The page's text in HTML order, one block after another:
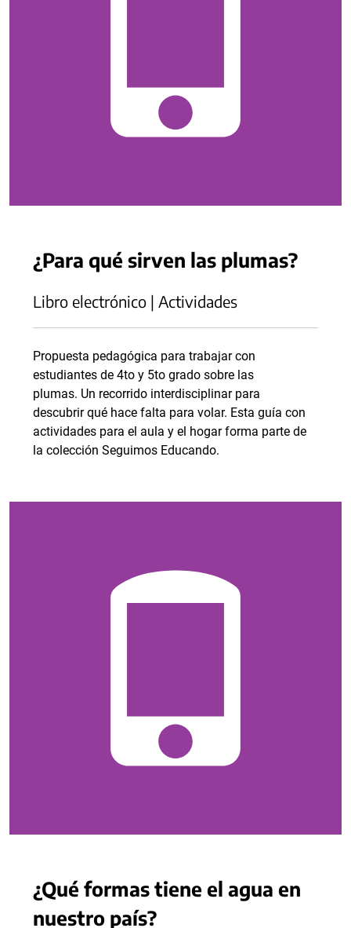
¿Para qué sirven las plumas?
Libro electrónico | Actividades
Propuesta pedagógica para trabajar con
estudiantes de 4to y 5to grado sobre las
plumas. Un recorrido interdisciplinar para
descubrir qué hace falta para volar. Esta guía con
actividades para el aula y el hogar forma parte de
la colección Seguimos Educando.
¿Qué formas tiene el agua en
nuestro país?